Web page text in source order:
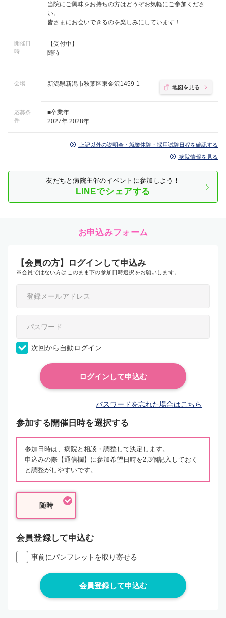
当院にご興味をお持ちの方はどうぞお気軽にご参加くださ
い。
皆さまにお会いできるのを楽しみにしています！
開催日
時
【受付中】
随時
会場 新潟県新潟市秋葉区東金沢1459-1 地図を見る
応募条
件
■卒業年
2027年 2028年
上記以外の説明会・就業体験・採用試験日程を確認する
病院情報を見る
友だちと病院主催のイベントに参加しよう！
LINEでシェアする
お申込みフォーム
【会員の方】ログインして申込み
※会員ではない方はこのまま下の参加日時選択をお願いします。
次回から自動ログイン
パスワードを忘れた場合はこちら
参加する開催日時を選択する
参加日時は、病院と相談・調整して決定します。
申込みの際【通信欄】に参加希望日時を2,3個記入しておく
と調整がしやすいです。
随時
会員登録して申込む
事前にパンフレットを取り寄せる